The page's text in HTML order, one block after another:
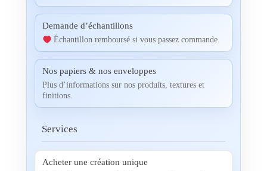
Demande d’échantillons
Échantillon remboursé si vous passez commande.
Nos papiers & nos enveloppes
Plus d’informations sur nos produits, textures et
finitions.
Services
Acheter une création unique